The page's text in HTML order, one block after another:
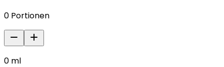
0 Portionen
0 ml